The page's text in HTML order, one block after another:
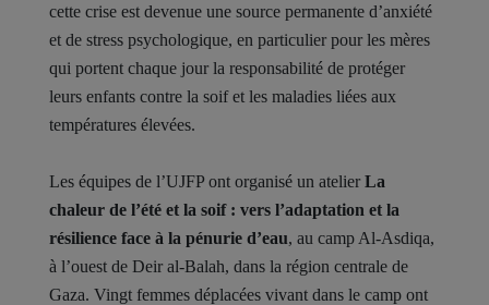
cette crise est devenue une source permanente d’anxiété
et de stress psychologique, en particulier pour les mères
qui portent chaque jour la responsabilité de protéger
leurs enfants contre la soif et les maladies liées aux
températures élevées.
Les équipes de l’UJFP ont organisé un atelier La
chaleur de l’été et la soif : vers l’adaptation et la
résilience face à la pénurie d’eau, au camp Al-Asdiqa,
à l’ouest de Deir al-Balah, dans la région centrale de
Gaza. Vingt femmes déplacées vivant dans le camp ont